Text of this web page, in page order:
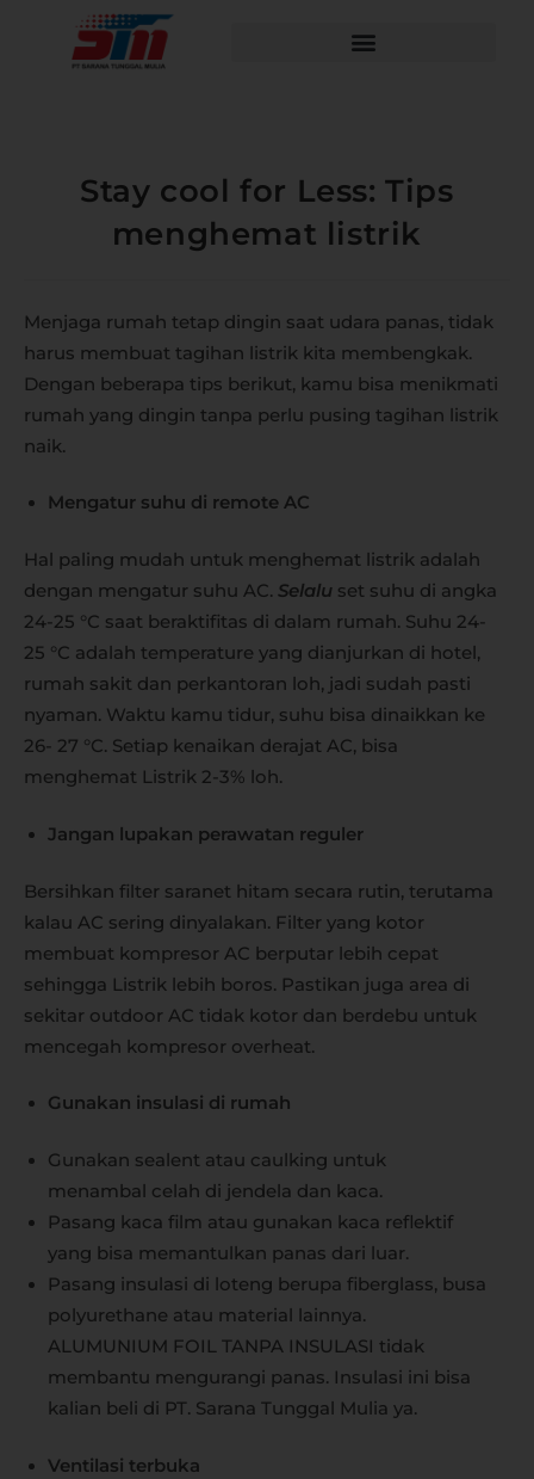
Stay cool for Less: Tips
menghemat listrik
Menjaga rumah tetap dingin saat udara panas, tidak
harus membuat tagihan listrik kita membengkak.
Dengan beberapa tips berikut, kamu bisa menikmati
rumah yang dingin tanpa perlu pusing tagihan listrik
naik.
Mengatur suhu di remote AC
Hal paling mudah untuk menghemat listrik adalah
dengan mengatur suhu AC. Selalu set suhu di angka
24-25 °C saat beraktifitas di dalam rumah. Suhu 24-
25 °C adalah temperature yang dianjurkan di hotel,
rumah sakit dan perkantoran loh, jadi sudah pasti
nyaman. Waktu kamu tidur, suhu bisa dinaikkan ke
26- 27 °C. Setiap kenaikan derajat AC, bisa
menghemat Listrik 2-3% loh.
Jangan lupakan perawatan reguler
Bersihkan filter saranet hitam secara rutin, terutama
kalau AC sering dinyalakan. Filter yang kotor
membuat kompresor AC berputar lebih cepat
sehingga Listrik lebih boros. Pastikan juga area di
sekitar outdoor AC tidak kotor dan berdebu untuk
mencegah kompresor overheat.
Gunakan insulasi di rumah
Gunakan sealent atau caulking untuk
menambal celah di jendela dan kaca.
Pasang kaca film atau gunakan kaca reflektif
yang bisa memantulkan panas dari luar.
Pasang insulasi di loteng berupa fiberglass, busa
polyurethane atau material lainnya.
ALUMUNIUM FOIL TANPA INSULASI tidak
membantu mengurangi panas. Insulasi ini bisa
kalian beli di PT. Sarana Tunggal Mulia ya.
Ventilasi terbuka